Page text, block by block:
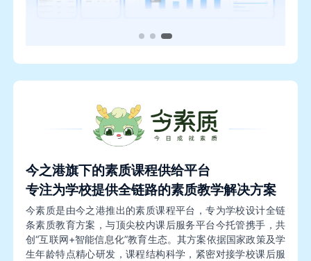
今之港旗下的素质课程供给平台
专注为学校提供全链路的素质教学解决方案
今素质是由今之港推出的素质课程平台，专为学校设计全链
条素质教育方案，与顶尖校内课后服务平台今托管携手，共
创“互联网+智能信息化”教育生态。其方案依据国家政策及学
生年龄特点精心研发，课程结构科学，紧密对接学校课后服